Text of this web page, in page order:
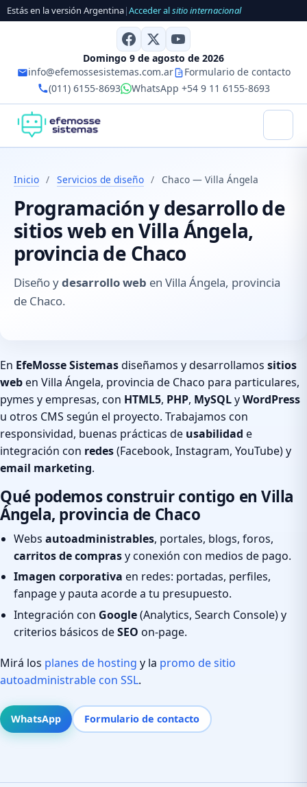
Estás en la versión Argentina|Acceder alsitio internacional
Domingo 9 de agosto de 2026
info@efemossesistemas.com.ar
Formulario de contacto
(011) 6155-8693
WhatsApp +54 9 11 6155-8693
Inicio / Servicios de diseño / Chaco — Villa Ángela
Programación y desarrollo de
sitios web en Villa Ángela,
provincia de Chaco
Diseño ydesarrollo web en Villa Ángela, provincia
de Chaco.
En EfeMosse Sistemasdiseñamos y desarrollamos sitios
weben Villa Ángela, provincia de Chaco para particulares,
pymes y empresas, con HTML5, PHP, MySQLyWordPress
u otros CMS según el proyecto. Trabajamos con
responsividad, buenas prácticas de usabilidad e
integración con redes(Facebook, Instagram, YouTube) y
email marketing.
Qué podemos construir contigo en Villa
Ángela, provincia de Chaco
Webs autoadministrables, portales, blogs, foros,
carritos de comprasy conexión con medios de pago.
Imagen corporativa en redes: portadas, perfiles,
fanpage y pauta acorde a tu presupuesto.
Integración con Google(Analytics, Search Console) y
criterios básicos deSEO on-page.
Mirá los planes de hosting y la promo de sitio
autoadministrable con SSL.
WhatsApp Formulario de contacto